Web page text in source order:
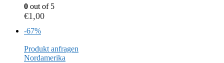
0 out of 5
€1,00
-67%
Produkt anfragen
Nordamerika